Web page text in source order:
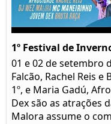
1º Festival de
01 e 02 de setembro
Falcão, Rachel Reis
1º, e Maria Gadú,
Dex são as atrações
Malora assume o